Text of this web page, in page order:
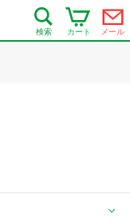
検索 カート メール